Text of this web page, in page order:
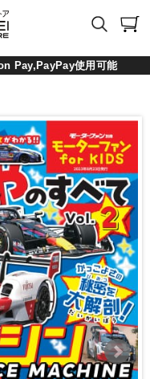
Pay,PayPay使用可能